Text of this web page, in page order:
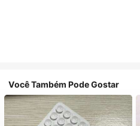
Você Também Pode Gostar